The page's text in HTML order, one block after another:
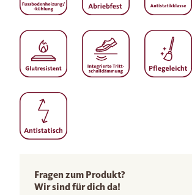
Fragen zum Produkt?
Wir sind für dich da!